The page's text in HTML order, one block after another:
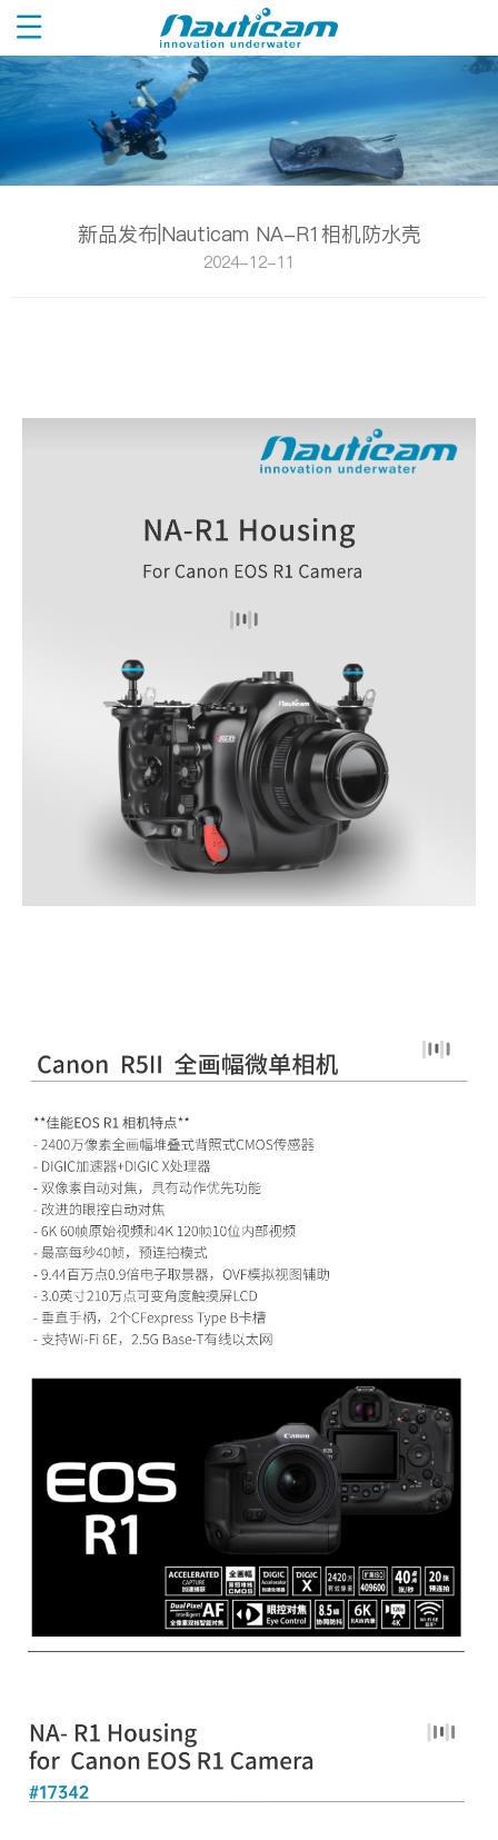
新品发布|Nauticam NA-R1相机防水壳
2024-12-11